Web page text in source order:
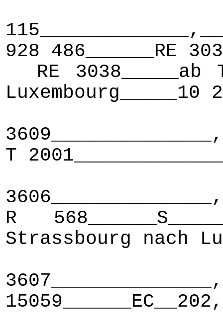
928 486______RE
RE 3038_____ab
Luxembourg_____10
T
R
Strassbourg nach
15059______EC__202,